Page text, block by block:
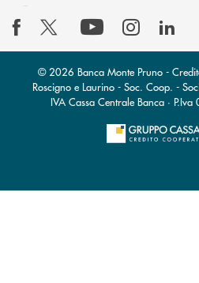
© 2026 Banca Monte Pruno -
Roscigno e Laurino - Soc. Coop. -
IVA Cassa Centrale Banca ·